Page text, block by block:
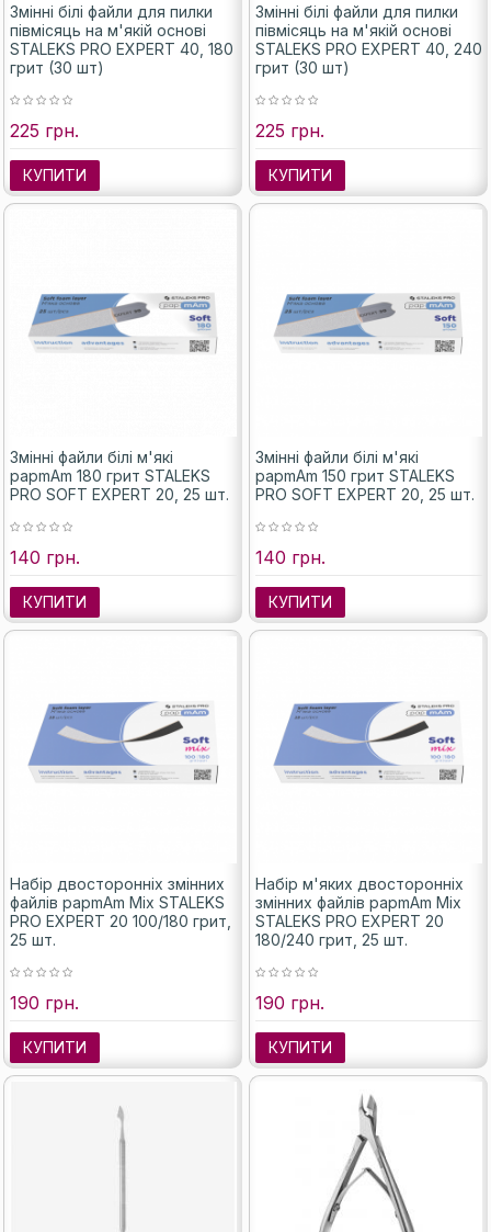
Змінні білі файли для пилки
півмісяць на м'якій основі
STALEKS PRO EXPERT 40, 180
грит (30 шт)
225 грн.
КУПИТИ
Змінні білі файли для пилки
півмісяць на м'якій основі
STALEKS PRO EXPERT 40, 240
грит (30 шт)
225 грн.
КУПИТИ
Змінні файли білі м'які
papmAm 180 грит STALEKS
PRO SOFT EXPERT 20, 25 шт.
140 грн.
КУПИТИ
Змінні файли білі м'які
papmAm 150 грит STALEKS
PRO SOFT EXPERT 20, 25 шт.
140 грн.
КУПИТИ
Набір двосторонніх змінних
файлів papmAm Mix STALEKS
PRO EXPERT 20 100/180 грит,
25 шт.
190 грн.
КУПИТИ
Набір м'яких двосторонніх
змінних файлів papmAm Mix
STALEKS PRO EXPERT 20
180/240 грит, 25 шт.
190 грн.
КУПИТИ